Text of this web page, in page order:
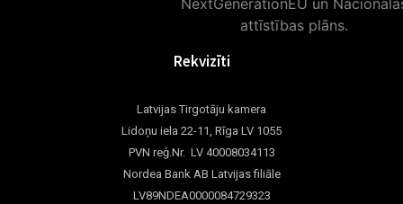
Rekvizīti
Latvijas Tirgotāju kamera
Lidoņu iela 22-11, Rīga LV 1055
PVN reģ.Nr. LV 40008034113
Nordea Bank AB Latvijas filiāle
LV89NDEA0000084729323